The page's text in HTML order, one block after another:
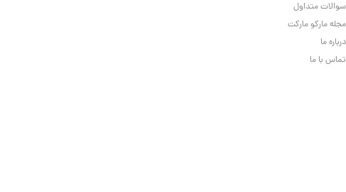
سوالات متداول
مجله مارکو مارکت
درباره ما
تماس با ما